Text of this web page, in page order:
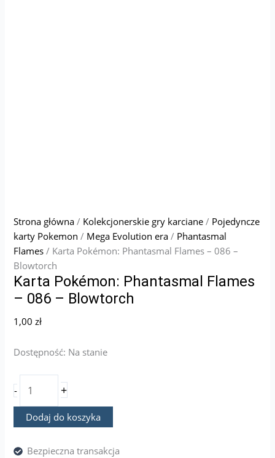
Strona główna / Kolekcjonerskie gry karciane / Pojedyncze
karty Pokemon / Mega Evolution era / Phantasmal
Flames / Karta Pokémon: Phantasmal Flames – 086 –
Blowtorch
Karta Pokémon: Phantasmal Flames
– 086 – Blowtorch
1,00zł
Dostępność: Na stanie
- +
Dodaj do koszyka
Bezpieczna transakcja